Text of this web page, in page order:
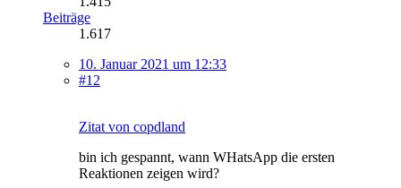
Beiträge
1.617
10. Januar 2021 um 12:33
#12
Zitat von copdland
bin ich gespannt, wann WHatsApp die ersten
Reaktionen zeigen wird?